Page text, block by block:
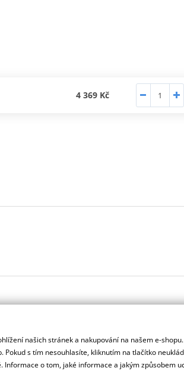
4 369 Kč
našich stránek a nakupování na našem e-
Pokud s tím nesouhlasíte, kliknutím na tlačítko
Informace o tom, jaké informace a jakým způsobem